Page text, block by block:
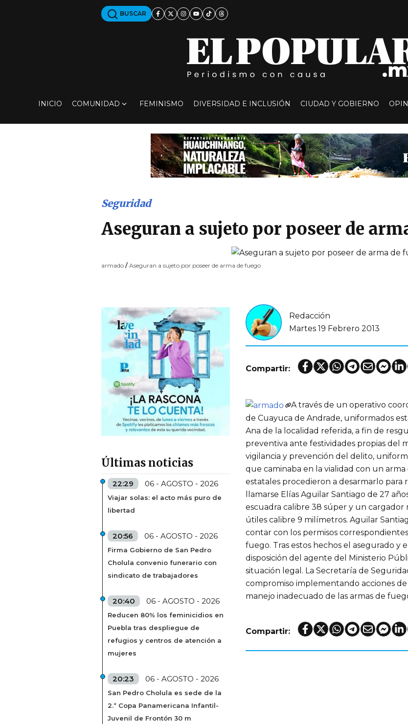
BUSCAR
INICIO COMUNIDAD FEMINISMO DIVERSIDAD E INCLUSIÓN CIUDAD Y GOBIERNO
armado / Aseguran a sujeto por poseer de arma de fuego
Seguridad
Aseguran a sujeto por poseer de
Últimas noticias
22:29 06 - AGOSTO - 2026
Viajar solas: el acto más puro de
libertad
20:56 06 - AGOSTO - 2026
Firma Gobierno de San Pedro
Cholula convenio funerario con
sindicato de trabajadores
20:40 06 - AGOSTO - 2026
Reducen 80% los feminicidios en
Puebla tras despliegue de
refugios y centros de atención a
mujeres
20:23 06 - AGOSTO - 2026
San Pedro Cholula es sede de la
2.ª Copa Panamericana Infantil-
Juvenil de Frontón 30 m
Redacción
Martes 19 Febrero 2013
Compartir:
A través de un operativo
de Cuayuca de Andrade, uniformados
Ana de la localidad referida, a fin de
preventiva ante festividades propias del
vigilancia y prevención del delito,
que caminaba en la vialidad con un
estatales procedieron a desarmarlo para
llamarse Elías Aguilar Santiago de 27
escuadra calibre 38 súper y un
útiles calibre 9 milímetros. Aguilar
contar con los permisos
fuego. Tras estos hechos el asegurado y
disposición del agente del Ministerio
situación legal. La Secretaría de
compromiso implementando acciones
manejo inadecuado de las armas de
Compartir: